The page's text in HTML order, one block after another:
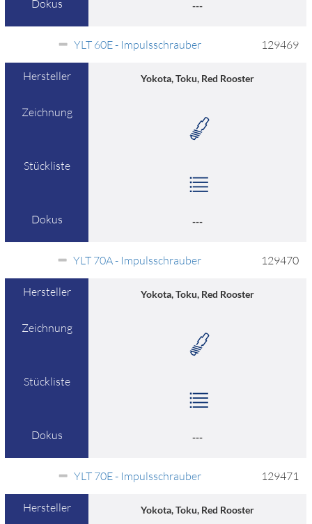
Dokus ---
YLT 60E - Impulsschrauber 129469
Hersteller Yokota, Toku, Red Rooster
Zeichnung
Stückliste
Dokus ---
YLT 70A - Impulsschrauber 129470
Hersteller Yokota, Toku, Red Rooster
Zeichnung
Stückliste
Dokus ---
YLT 70E - Impulsschrauber 129471
Hersteller Yokota, Toku, Red Rooster